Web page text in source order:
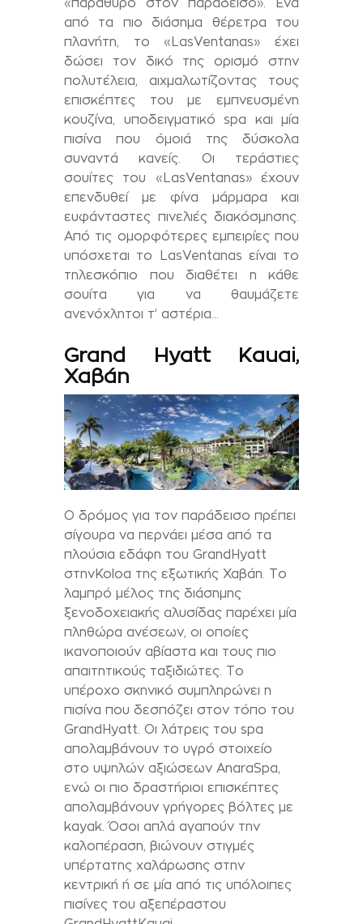
«παράθυρο στον παράδεισο». Ένα
από τα πιο διάσημα θέρετρα του
πλανήτη, το « LasVentanas» έχει
δώσει τον δικό της ορισμό στην
πολυτέλεια, αιχμαλωτίζοντας τους
επισκέπτες του με εμπνευσμένη
κουζίνα, υποδειγματικό spa και μία
πισίνα που όμοιά της δύσκολα
συναντά κανείς. Οι τεράστιες
σουίτες του « LasVentanas» έχουν
επενδυθεί με φίνα μάρμαρα και
ευφάνταστες πινελιές διακόσμησης.
Από τις ομορφότερες εμπειρίες που
υπόσχεται το
LasVentanas είναι το
τηλεσκόπιο που διαθέτει η κάθε
σουίτα για να θαυμάζετε
ανενόχλητοι τ’ αστέρια…
Grand Hyatt Kauai,
Χαβάη
Ο δρόμος για τον παράδεισο πρέπει
σίγουρα να περνάει μέσα από τα
πλούσια εδάφη του Grand Hyatt
στηνKoloa της εξωτικής Χαβάη. Το
λαμπρό μέλος της διάσημης
ξενοδοχειακής αλυσίδας παρέχει μία
πληθώρα ανέσεων, οι οποίες
ικανοποιούν αβίαστα και τους πιο
απαιτητικούς ταξιδιώτες. Το
υπέροχο σκηνικό συμπληρώνει η
πισίνα που δεσπόζει στον τόπο του
Grand Hyatt . Οι λάτρεις του spa
απολαμβάνουν το υγρό στοιχείο
στο υψηλών αξιώσεων AnaraSpa,
ενώ οι πιο δραστήριοι επισκέπτες
απολαμβάνουν γρήγορες βόλτες με
kayak . Όσοι απλά αγαπούν την
καλοπέραση, βιώνουν στιγμές
υπέρτατης χαλάρωσης στην
κεντρική ή σε μία από τις υπόλοιπες
πισίνες του αξεπέραστου